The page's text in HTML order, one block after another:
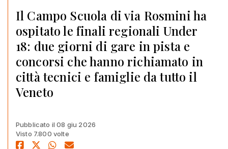
Il Campo Scuola di via Rosmini ha
ospitato le finali regionali Under
18: due giorni di gare in pista e
concorsi che hanno richiamato in
città tecnici e famiglie da tutto il
Veneto
Pubblicato il 08 giu 2026
Visto 7.800 volte